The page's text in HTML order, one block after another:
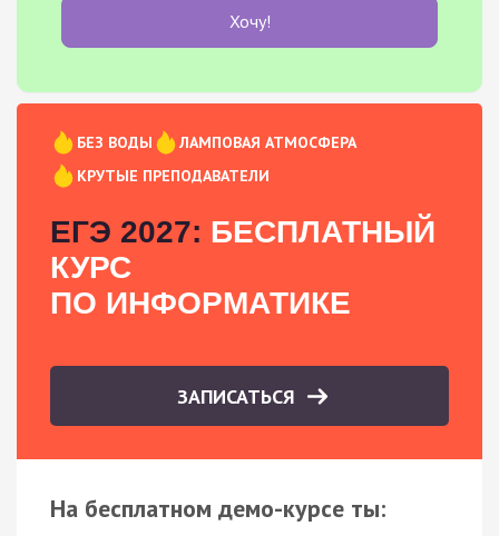
Хочу!
БЕЗ ВОДЫ
ЛАМПОВАЯ АТМОСФЕРА
КРУТЫЕ ПРЕПОДАВАТЕЛИ
ЕГЭ 2027: БЕСПЛАТНЫЙ
КУРС
ПО ИНФОРМАТИКЕ
ЗАПИСАТЬСЯ
На бесплатном демо-курсе ты: